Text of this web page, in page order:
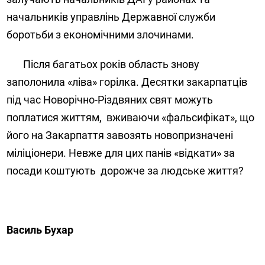
начальників управлінь Державної служби
боротьби з економічними злочинами.
Після багатьох років область знову
заполонила «ліва» горілка. Десятки закарпатців
під час Новорічно-Різдвяних свят можуть
поплатися життям, вживаючи «фальсифікат», що
його на Закарпаття завозять новопризначені
міліціонери. Невже для цих панів «відкати» за
посади коштують дорожче за людське життя?
Василь Бухар